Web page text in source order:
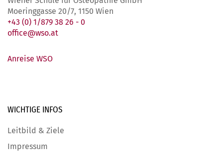
Moeringgasse 20/7, 1150 Wien
+43 (0) 1/879 38 26 - 0
office@wso.at
Anreise WSO
WICHTIGE INFOS
Leitbild & Ziele
Impressum